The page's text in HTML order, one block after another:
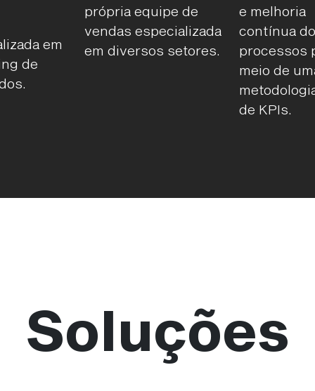
em
de
própria equipe de
vendas especializada
em diversos setores.
e melhoria
contínua
processos
meio de
de KPIs.
Soluções